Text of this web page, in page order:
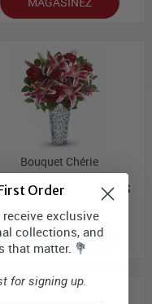
Bouquet Chérie
Bloomex:
79,99 $
MAGASINEZ
Order
exclusive
collections, and
that matter. 💐
for signing up.